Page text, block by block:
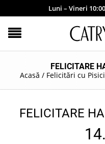
Luni – Vineri
FELICITARE
Acasă / Felicitări cu Pisici
FELICITARE